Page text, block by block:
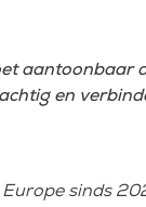
aantoonbaar
en
sinds